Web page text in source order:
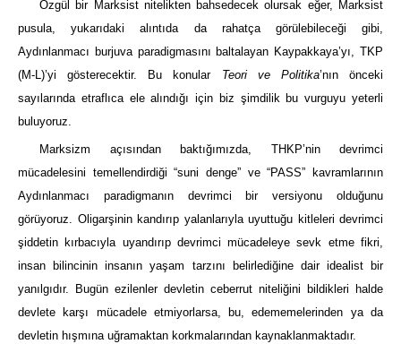
Özgül bir Marksist nitelikten bahsedecek olursak eğer, Marksist
pusula, yukarıdaki alıntıda da rahatça görülebileceği gibi,
Aydınlanmacı burjuva paradigmasını baltalayan Kaypakkaya’yı, TKP
(M-L)’yi gösterecektir. Bu konular Teori ve Politika’nın önceki
sayılarında etraflıca ele alındığı için biz şimdilik bu vurguyu yeterli
buluyoruz.
Marksizm açısından baktığımızda, THKP’nin devrimci
mücadelesini temellendirdiği “suni denge” ve “PASS” kavramlarının
Aydınlanmacı paradigmanın devrimci bir versiyonu olduğunu
görüyoruz. Oligarşinin kandırıp yalanlarıyla uyuttuğu kitleleri devrimci
şiddetin kırbacıyla uyandırıp devrimci mücadeleye sevk etme fikri,
insan bilincinin insanın yaşam tarzını belirlediğine dair idealist bir
yanılgıdır. Bugün ezilenler devletin ceberrut niteliğini bildikleri halde
devlete karşı mücadele etmiyorlarsa, bu, edememelerinden ya da
devletin hışmına uğramaktan korkmalarından kaynaklanmaktadır.